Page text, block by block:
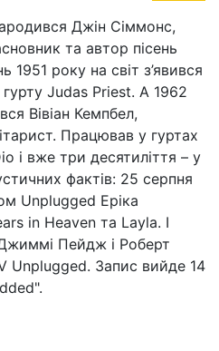
Джін Сіммонс,
та автор пісень
1951 року на світ з’явився
Judas Priest. А 1962
Вівіан Кемпбел,
Працював у гуртах
і вже три десятиліття – у
фактів: 25 серпня
Unplugged Еріка
in Heaven та Layla. І
Пейдж і Роберт
Unplugged. Запис вийде 14